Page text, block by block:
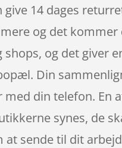
14 dages
og det
og det giver
Din
din telefon. En
synes, de
sende til dit